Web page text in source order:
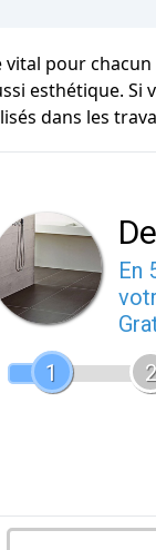
vital pour
esthétique. Si
dans les
En
1
2